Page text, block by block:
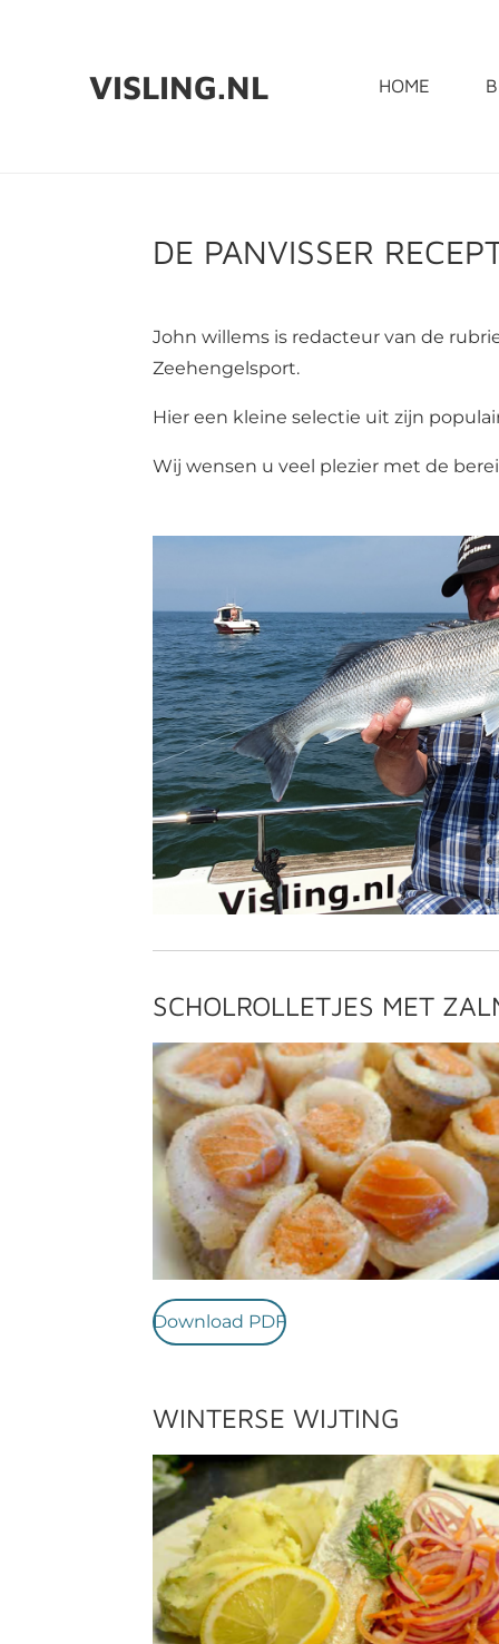
VISLING.NL HOME
DE PANVISSER
John willems is redacteur van de
Zeehengelsport.
Hier een kleine selectie uit zijn
Wij wensen u veel plezier met de
SCHOLROLLETJES MET
Download PDF
WINTERSE WIJTING